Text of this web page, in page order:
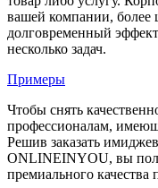
вашей компании, более
долговременный
несколько задач.
Примеры
Чтобы снять
профессионалам,
Решив заказать
ONLINEINYOU, вы
премиального